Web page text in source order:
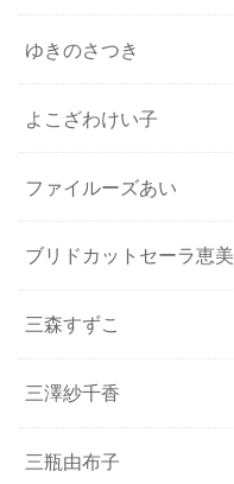
ゆきのさつき
よこざわけい子
ファイルーズあい
ブリドカットセーラ恵美
三森すずこ
三澤紗千香
三瓶由布子